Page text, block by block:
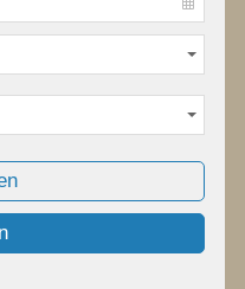
Tradition
Vorstand
Termine